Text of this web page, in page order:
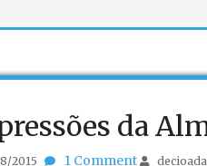
da
2015 1 Comment